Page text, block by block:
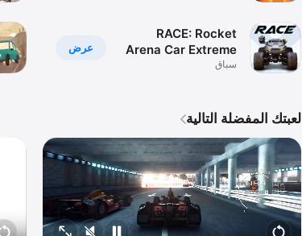
عرض
RACE: Rocket
Arena Car Extreme
سباق
لعبتك المفضلة التالية